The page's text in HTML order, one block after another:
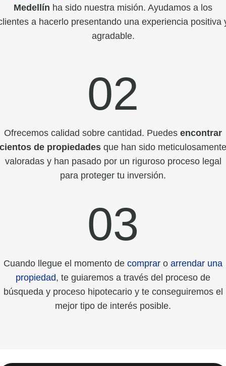
Medellín ha sido nuestra misión. Ayudamos a los
a hacerlo presentando una experiencia positiva
agradable.
02
Ofrecemos calidad sobre cantidad. Puedes encontrar
cientos de propiedades que han sido meticulosamente
valoradas y han pasado por un riguroso proceso legal
para proteger tu inversión.
03
Cuando llegue el momento de comprar o arrendar una
propiedad, te guiaremos a través del proceso de
búsqueda y proceso hipotecario y te conseguiremos el
mejor tipo de interés posible.